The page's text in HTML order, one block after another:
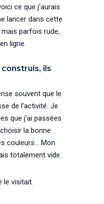
ce que j’aurais
lancer dans cette
parfois rude,
ligne.
construis, ils
souvent que le
de l’activité. Je
que j’ai passées
la bonne
couleurs… Mon
totalement vide.
le visitait.